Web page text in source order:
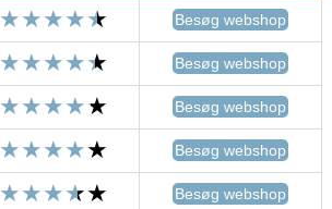
Besøg webshop
Besøg webshop
Besøg webshop
Besøg webshop
Besøg webshop